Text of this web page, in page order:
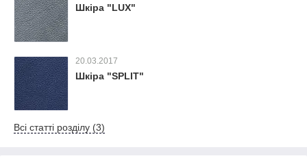
Шкіра "LUX"
20.03.2017
Шкіра "SPLIT"
Всі статті розділу (3)